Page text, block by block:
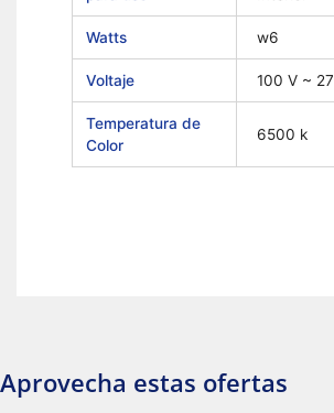
Watts w6
Voltaje 100 V ~
Temperatura de
Color
6500 k
Aprovecha estas ofertas